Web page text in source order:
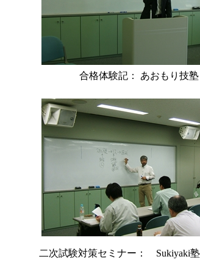
合格体験記： あおもり技
二次試験対策セミナー：